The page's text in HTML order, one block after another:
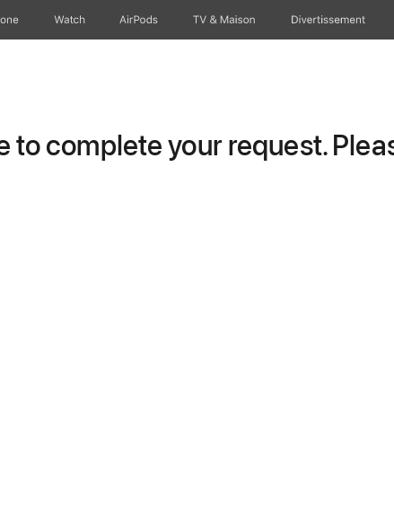
Watch AirPods TV & Maison Divertissements
to complete your request.